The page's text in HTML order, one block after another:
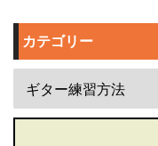
カテゴリー